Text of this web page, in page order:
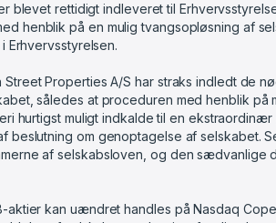
blevet rettidigt indleveret til
henblik på en mulig tvangsopløsning af
Erhvervsstyrelsen.
Street Properties A/S har straks indledt de
således at proceduren med henblik
hurtigst muligt indkalde til en
beslutning om genoptagelse af selskabet.
af selskabsloven, og den
aktier kan uændret handles på Nasdaq